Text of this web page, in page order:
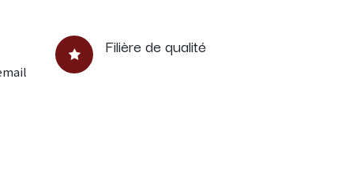
Filière de qualité